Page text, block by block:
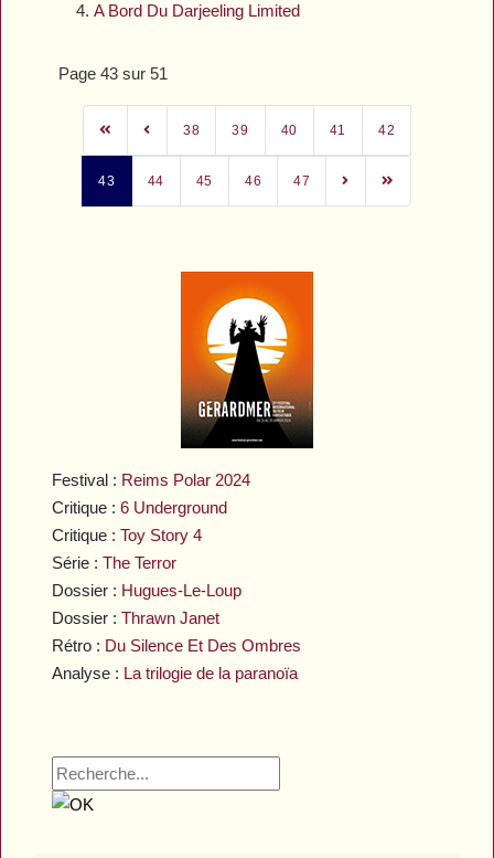
Festival : Reims Polar 2024
Critique :6 Underground
Critique :Toy Story 4
Série :The Terror
Dossier : Hugues-Le-Loup
Dossier :Thrawn Janet
Rétro : Du Silence Et Des Ombres
Analyse : La trilogie de la paranoïa
A Bord Du Darjeeling Limited
Page 43 sur 51
38 39 40 41 42
43 44 45 46 47